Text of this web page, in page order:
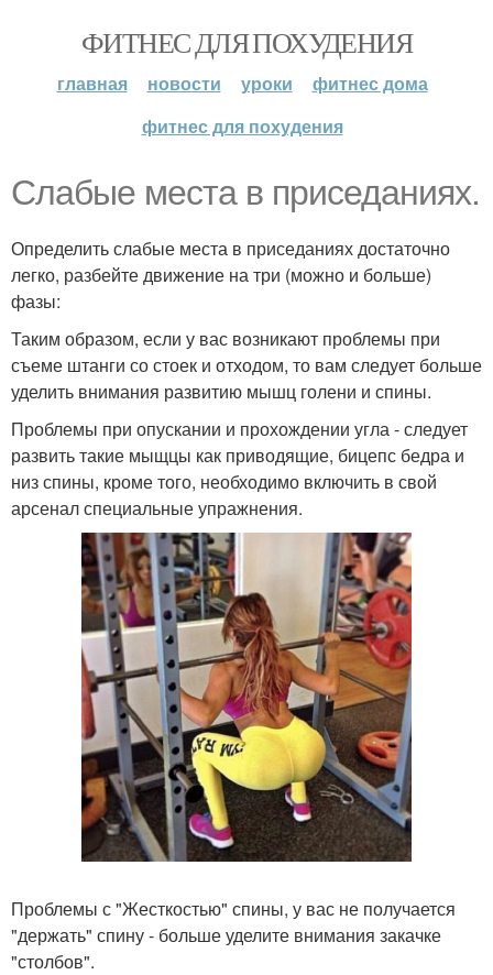
ФИТНЕС ДЛЯ ПОХУДЕНИЯ
главная новости уроки
фитнес дома
фитнес для похудения
Слабые места в приседаниях.
Определить слабые места в приседаниях достаточно
легко, разбейте движение на три (можно и больше)
фазы:
Таким образом, если у вас возникают проблемы при
съеме штанги со стоек и отходом, то вам следует больше
уделить внимания развитию мышц голени и спины.
Проблемы при опускании и прохождении угла - следует
развить такие мыщцы как приводящие, бицепс бедра и
низ спины, кроме того, необходимо включить в свой
арсенал специальные упражнения.
Проблемы с "Жесткостью" спины, у вас не получается
"держать" спину - больше уделите внимания закачке
"столбов".